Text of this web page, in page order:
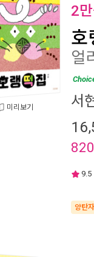
미리보기
2
호
얼
서
820
9.5
양탄